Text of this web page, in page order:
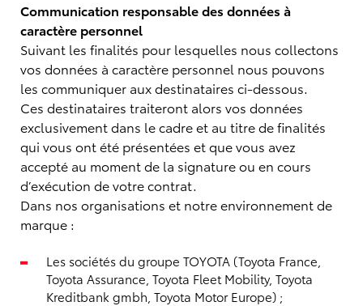
Communication responsable des données à
caractère personnel
Suivant les finalités pour lesquelles nous collectons
vos données à caractère personnel nous pouvons
les communiquer aux destinataires ci-dessous.
Ces destinataires traiteront alors vos données
exclusivement dans le cadre et au titre de finalités
qui vous ont été présentées et que vous avez
accepté au moment de la signature ou en cours
d’exécution de votre contrat.
Dans nos organisations et notre environnement de
marque :
Les sociétés du groupe TOYOTA (Toyota France,
Toyota Assurance, Toyota Fleet Mobility, Toyota
Kreditbank gmbh, Toyota Motor Europe) ;